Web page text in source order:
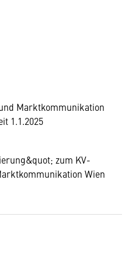
Marktkommunikation
1.1.2025
zum KV-
Wien